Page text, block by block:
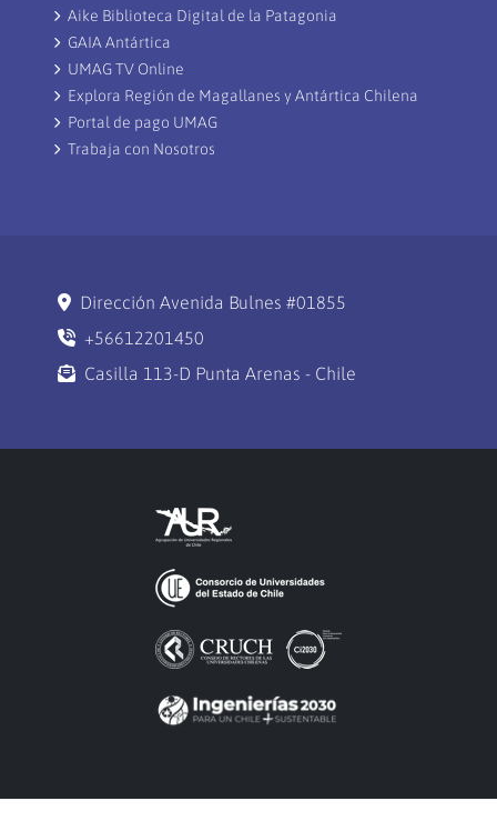
Aike Biblioteca Digital de la Patagonia
GAIA Antártica
UMAG TV Online
Explora Región de Magallanes y Antártica Chilena
Portal de pago UMAG
Trabaja con Nosotros
Dirección Avenida Bulnes #01855
+56612201450
Casilla 113-D Punta Arenas - Chile